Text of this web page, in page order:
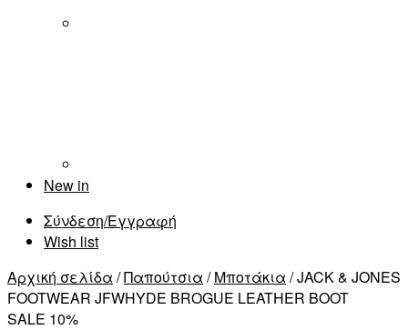
New in
Σύνδεση/Εγγραφή
Wish list
Αρχική σελίδα /Παπούτσια /Μποτάκια / JACK & JONES
FOOTWEAR JFWHYDE BROGUE LEATHER BOOT
SALE 10%